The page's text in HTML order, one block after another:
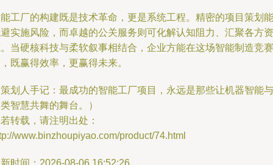
工厂的构建既是技术革命，更是系统工程。精密的项目策划能
实施风险，而卓越的公关服务则可化解认知阻力、汇聚各方资
当硬核科技与柔软叙事相结合，企业方能在这场智能制造竞赛
既赢得效率，更赢得未来。
划人手记：最成功的智能工厂项目，永远是那些让机器智能与
智慧共舞的舞台。）
转载，请注明出处：
www.binzhoupiyao.com/product/74.html
时间：2026-08-06 16:52:26